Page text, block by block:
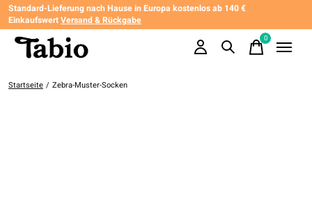
Standard-Lieferung nach Hause in Europa kostenlos ab 140 €
EinkaufswertVersand & Rückgabe
0items
Startseite / Zebra-Muster-Socken